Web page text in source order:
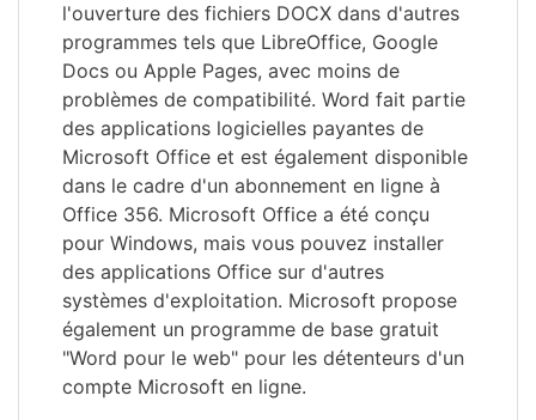
l'ouverture des fichiers DOCX dans d'autres
programmes tels que LibreOffice, Google
Docs ou Apple Pages, avec moins de
problèmes de compatibilité. Word fait partie
des applications logicielles payantes de
Microsoft Office et est également disponible
dans le cadre d'un abonnement en ligne à
Office 356. Microsoft Office a été conçu
pour Windows, mais vous pouvez installer
des applications Office sur d'autres
systèmes d'exploitation. Microsoft propose
également un programme de base gratuit
"Word pour le web" pour les détenteurs d'un
compte Microsoft en ligne.